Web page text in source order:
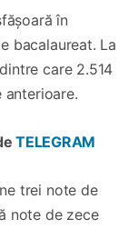
în
bacalaureat. La
care 2.514
anterioare.
TELEGRAM
trei note de
note de zece